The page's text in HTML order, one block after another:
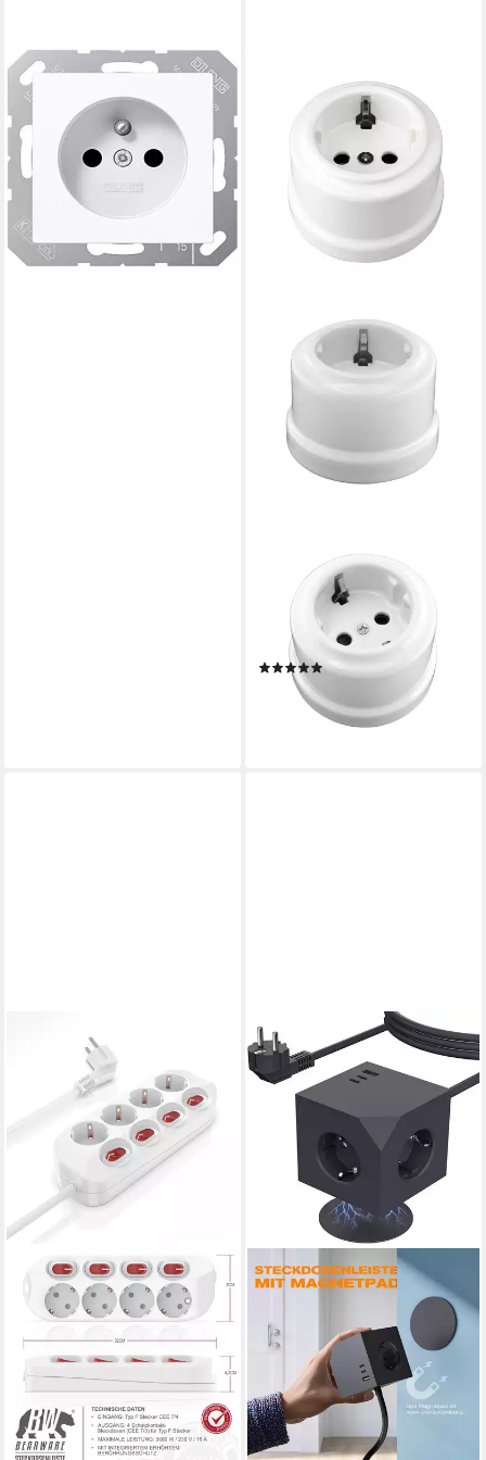
JUNG ELEKTRO
Steckdose Jung
A1520FKIWW Steckdose
französisch/ belgisches
System
11,50 €
lieferbar - in 2-3 Werktagen bei dir
Steckdose Lightstock Retro
Aufputz-Steckdose aus
Porzellan, Porzellan, Hart-
Porzellan
(1)
26,90 €
lieferbar - in 2-3 Werktagen bei dir